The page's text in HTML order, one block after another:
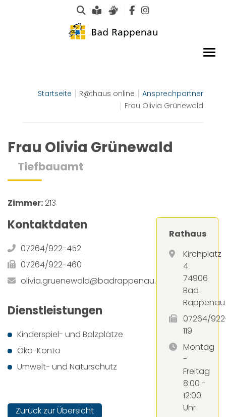
Suche
Leichte Sprache
Gebärdensprachen
Startseite R@thaus online
Ansprechpartner
Frau Olivia Grünewald
Frau Olivia Grünewald
Tiefbauamt
Zimmer:213
Kontaktdaten
07264/922-452
07264/922-460
olivia.gruenewald@badrappenau.de
Dienstleistungen
Kinderspiel- und Bolzplätze
Öko-Konto
Umwelt- und Naturschutz
Zurück zur Übersicht
Rathaus
Kirchplatz
4
74906
Bad
Rappenau
07264/
119
Montag
-
Freitag
8:00 -
12:00
Uhr